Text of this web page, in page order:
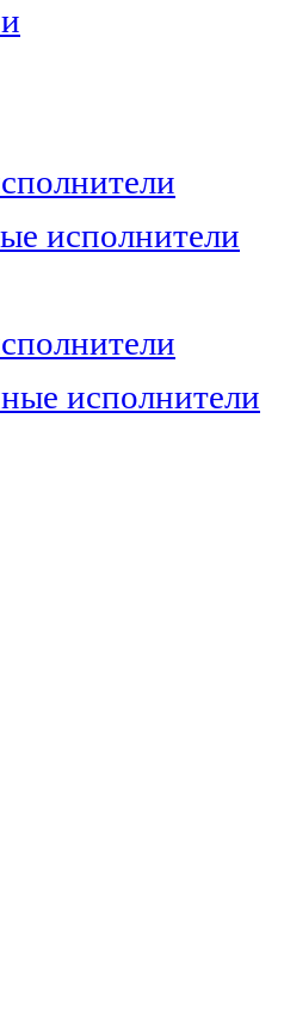
исполнители
исполнители